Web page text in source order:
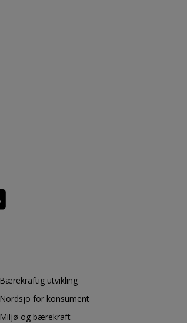
Bærekraftig utvikling
Nordsjö for konsument
Miljø og bærekraft